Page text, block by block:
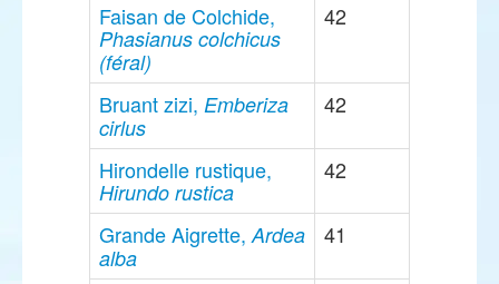
Faisan de Colchide,
Phasianus colchicus
(féral)
42
Bruant zizi, Emberiza
cirlus
42
Hirondelle rustique,
Hirundo rustica
42
Grande Aigrette, Ardea
alba
41